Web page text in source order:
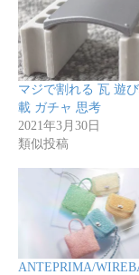
マジで割れる 瓦 遊
載 ガチャ 思考
2021年3月30日
類似投稿
ANTEPRIMA/